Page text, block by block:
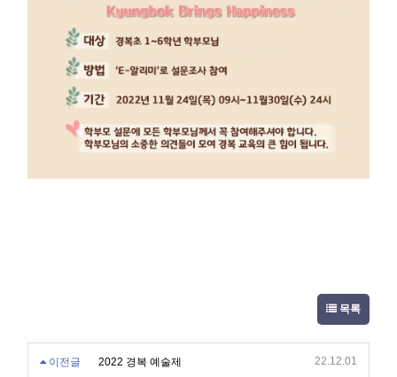
목록
이전글 2022 경복 예술제 22.12.01